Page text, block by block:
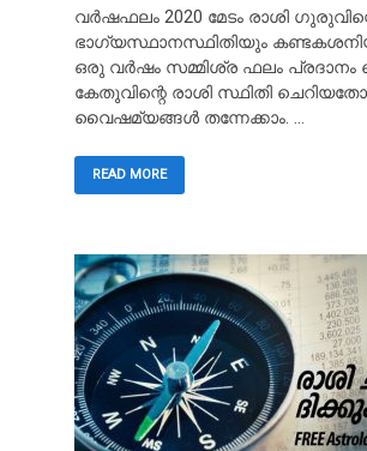
വര്‍ഷഫലം 2020 മേടം രാശി
ഭാഗ്യസ്ഥാനസ്ഥിതിയും
ഒരു വർഷം സമ്മിശ്ര ഫലം പ്രദാനം
കേതുവിന്റെ രാശി സ്ഥിതി
വൈഷമ്യങ്ങൾ തന്നേക്കാം. …
READ MORE